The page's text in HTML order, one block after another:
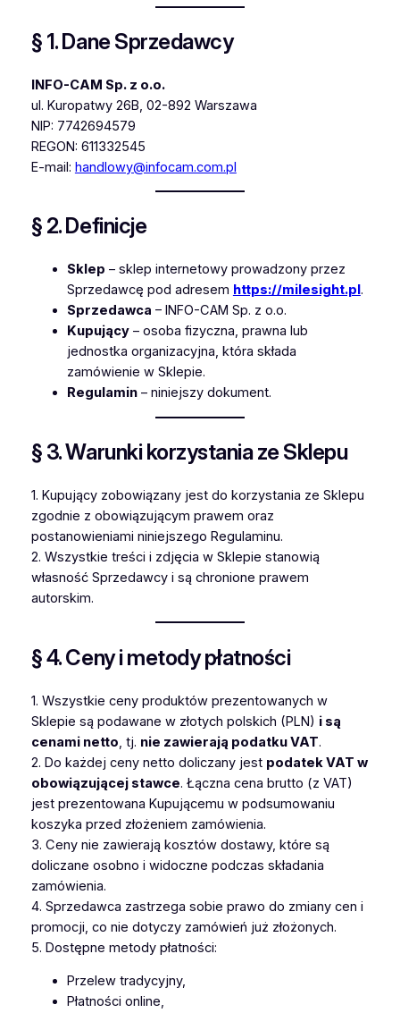
§ 1. Dane Sprzedawcy
INFO-CAM Sp. z o.o.
ul. Kuropatwy 26B, 02-892 Warszawa
NIP: 7742694579
REGON: 611332545
E-mail: handlowy@infocam.com.pl
§ 2. Definicje
Sklep – sklep internetowy prowadzony przez
Sprzedawcę pod adresem https://milesight.pl.
Sprzedawca – INFO-CAM Sp. z o.o.
Kupujący– osoba fizyczna, prawna lub
jednostka organizacyjna, która składa
zamówienie w Sklepie.
Regulamin– niniejszy dokument.
§ 3. Warunki korzystania ze Sklepu
1. Kupujący zobowiązany jest do korzystania ze Sklepu
zgodnie z obowiązującym prawem oraz
postanowieniami niniejszego Regulaminu.
2. Wszystkie treści i zdjęcia w Sklepie stanowią
własność Sprzedawcy i są chronione prawem
autorskim.
§ 4. Ceny i metody płatności
1. Wszystkie ceny produktów prezentowanych w
Sklepie są podawane w złotych polskich (PLN) i są
cenami netto, tj. nie zawierają podatku VAT.
2. Do każdej ceny netto doliczany jest podatek VAT w
obowiązującej stawce. Łączna cena brutto (z VAT)
jest prezentowana Kupującemu w podsumowaniu
koszyka przed złożeniem zamówienia.
3. Ceny nie zawierają kosztów dostawy, które są
doliczane osobno i widoczne podczas składania
zamówienia.
4. Sprzedawca zastrzega sobie prawo do zmiany cen i
promocji, co nie dotyczy zamówień już złożonych.
5. Dostępne metody płatności:
Przelew tradycyjny,
Płatności online,